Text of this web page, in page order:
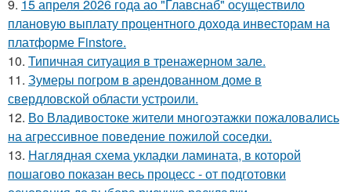
9. 15 апреля 2026 года ао "Главснаб" осуществило
плановую выплату процентного дохода инвесторам на
платформе Finstore.
10. Типичная ситуация в тренажерном зале.
11. Зумеры погром в арендованном доме в
свердловской области устроили.
12. Во Владивостоке жители многоэтажки пожаловались
на агрессивное поведение пожилой соседки.
13. Наглядная схема укладки ламината, в которой
пошагово показан весь процесс - от подготовки